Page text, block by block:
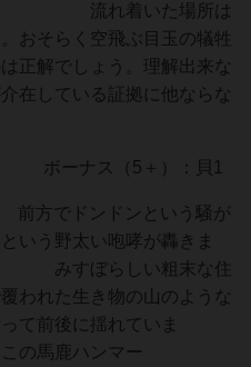
た場所は
おそらく空飛ぶ目玉の犠牲
正解でしょう。理解出来な
在している証拠に他ならな
ーナス（5＋）：貝1
ドンドンという騒が
いう野太い咆哮が轟きま
い粗末な住
われた生き物の山のような
て前後に揺れていま
ハンマー